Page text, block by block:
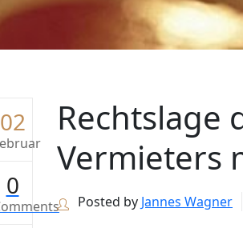
02
0
Rechtslage
Vermieters
Posted by Jannes Wagner